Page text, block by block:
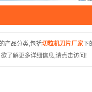
的产品分类,包括切粒机刀片厂家
了解更多详细信息,请点击访问!